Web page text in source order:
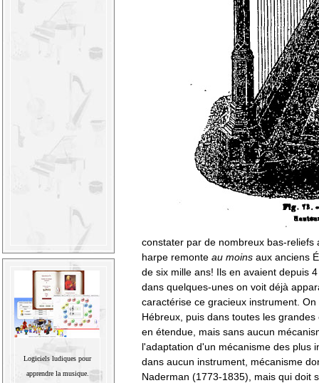
Logiciels ludiques pour
apprendre la musique.
constater par de nombreux bas-reliefs
harpe remonte au moins aux anciens
de six mille ans! Ils en avaient depuis
dans quelques-unes on voit déjà
caractérise ce gracieux instrument.
Hébreux, puis dans toutes les
en étendue, mais sans aucun
l'adaptation d'un mécanisme des plus
dans aucun instrument, mécanisme
Naderman (1773-1835), mais qui doit